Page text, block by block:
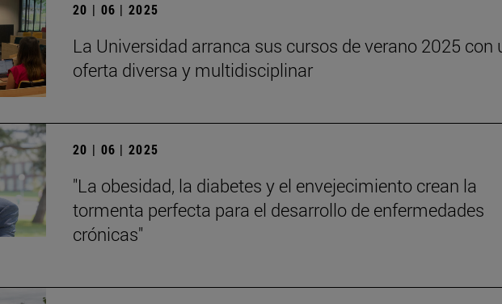
20 | 06 | 2025
La Universidad arranca sus cursos de verano 2025 con
oferta diversa y multidisciplinar
20 | 06 | 2025
"La obesidad, la diabetes y el envejecimiento crean la
tormenta perfecta para el desarrollo de enfermedades
crónicas"